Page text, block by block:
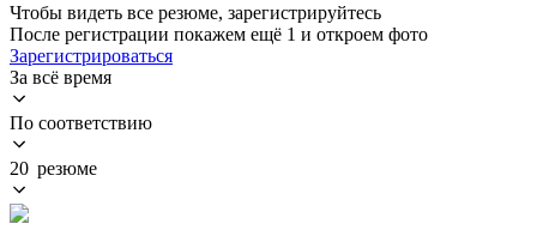
Чтобы видеть все резюме, зарегистрируйтесь
После регистрации покажем ещё 1 и откроем фото
Зарегистрироваться
За всё время
По соответствию
20 резюме